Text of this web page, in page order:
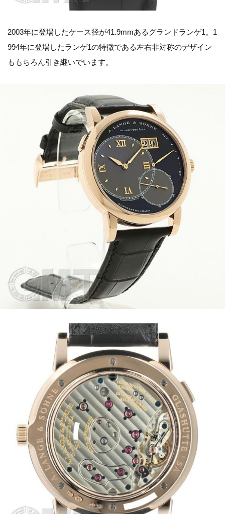
2003年に登場したケース径が41.9mmあるグランドランゲ1。1
994年に登場したランゲ1の特徴である左右非対称のデザイン
ももちろん引き継いでいます。